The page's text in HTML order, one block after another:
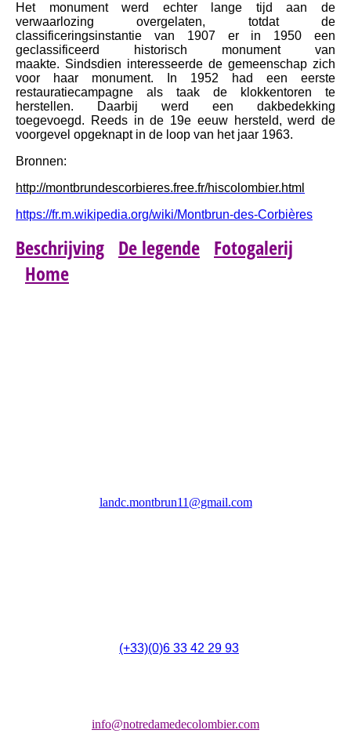
Het monument werd echter lange tijd aan de
verwaarlozing overgelaten, totdat de
classificeringsinstantie van 1907 er in 1950 een
geclassificeerd historisch monument van
maakte. Sindsdien interesseerde de gemeenschap zich
voor haar monument. In 1952 had een eerste
restauratiecampagne als taak de klokkentoren te
herstellen. Daarbij werd een dakbedekking
toegevoegd. Reeds in de 19e eeuw hersteld, werd de
voorgevel opgeknapt in de loop van het jaar 1963.
Bronnen:
http://montbrundescorbieres.free.fr/hiscolombier.html
https://fr.m.wikipedia.org/wiki/Montbrun-des-Corbières
Beschrijving De legende Fotogalerij
Home
landc.montbrun11@gmail.com
(+33)(0)6 33 42 29 93
info@notredamedecolombier.com